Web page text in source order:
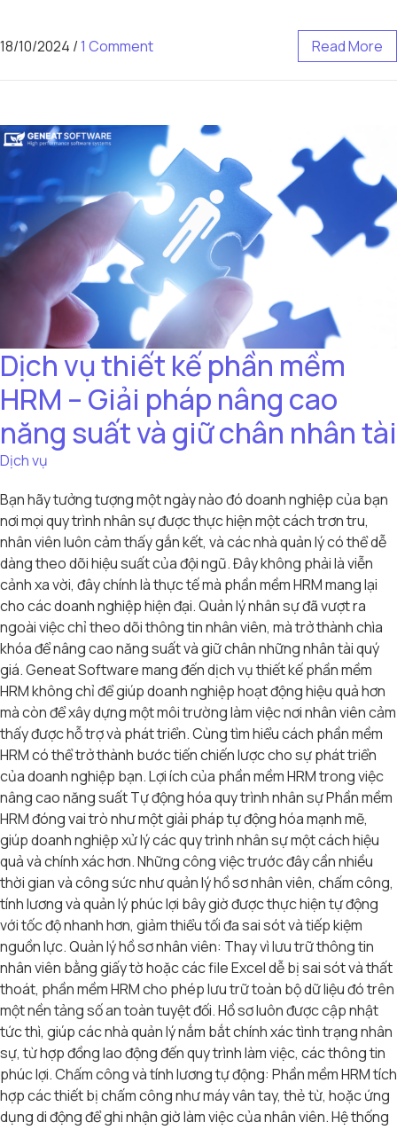
18/10/2024 /1 Comment Read More
Dịch vụ thiết kế phần mềm
HRM – Giải pháp nâng cao
năng suất và giữ chân nhân tài
Dịch vụ
Bạn hãy tưởng tượng một ngày nào đó doanh nghiệp của bạn
nơi mọi quy trình nhân sự được thực hiện một cách trơn tru,
nhân viên luôn cảm thấy gắn kết, và các nhà quản lý có thể dễ
dàng theo dõi hiệu suất của đội ngũ. Đây không phải là viễn
cảnh xa vời, đây chính là thực tế mà phần mềm HRM mang lại
cho các doanh nghiệp hiện đại. Quản lý nhân sự đã vượt ra
ngoài việc chỉ theo dõi thông tin nhân viên, mà trở thành chìa
khóa để nâng cao năng suất và giữ chân những nhân tài quý
giá. Geneat Software mang đến dịch vụ thiết kế phần mềm
HRM không chỉ để giúp doanh nghiệp hoạt động hiệu quả hơn
mà còn để xây dựng một môi trường làm việc nơi nhân viên cảm
thấy được hỗ trợ và phát triển. Cùng tìm hiểu cách phần mềm
HRM có thể trở thành bước tiến chiến lược cho sự phát triển
của doanh nghiệp bạn. Lợi ích của phần mềm HRM trong việc
nâng cao năng suất Tự động hóa quy trình nhân sự Phần mềm
HRM đóng vai trò như một giải pháp tự động hóa mạnh mẽ,
giúp doanh nghiệp xử lý các quy trình nhân sự một cách hiệu
quả và chính xác hơn. Những công việc trước đây cần nhiều
thời gian và công sức như quản lý hồ sơ nhân viên, chấm công,
tính lương và quản lý phúc lợi bây giờ được thực hiện tự động
với tốc độ nhanh hơn, giảm thiểu tối đa sai sót và tiếp kiệm
nguồn lực. Quản lý hồ sơ nhân viên: Thay vì lưu trữ thông tin
nhân viên bằng giấy tờ hoặc các file Excel dễ bị sai sót và thất
thoát, phần mềm HRM cho phép lưu trữ toàn bộ dữ liệu đó trên
một nền tảng số an toàn tuyệt đối. Hồ sơ luôn được cập nhật
tức thì, giúp các nhà quản lý nắm bắt chính xác tình trạng nhân
sự, từ hợp đồng lao động đến quy trình làm việc, các thông tin
phúc lợi. Chấm công và tính lương tự động: Phần mềm HRM tích
hợp các thiết bị chấm công như máy vân tay, thẻ từ, hoặc ứng
dụng di động để ghi nhận giờ làm việc của nhân viên. Hệ thống